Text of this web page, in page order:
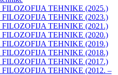
FILOZOFIJA TEHNIKE (2025.)
FILOZOFIJA TEHNIKE (2023.)
FILOZOFIJA TEHNIKE (2021.)
FILOZOFIJA TEHNIKE (2020.)
FILOZOFIJA TEHNIKE (2019.)
FILOZOFIJA TEHNIKE (2018.)
FILOZOFIJA TEHNIKE (2017.)
FILOZOFIJA TEHNIKE (2012. –